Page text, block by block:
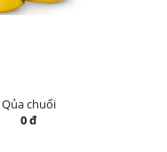
Qủa chuối
0 đ